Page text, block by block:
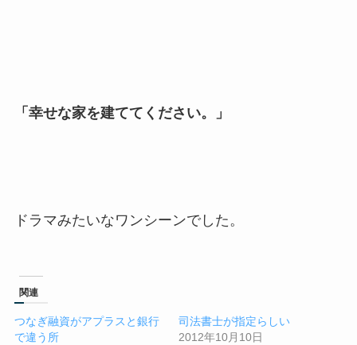
「幸せな家を建ててください。」
ドラマみたいなワンシーンでした。
関連
つなぎ融資がアプラスと銀行
で違う所
司法書士が指定らしい
2012年10月10日